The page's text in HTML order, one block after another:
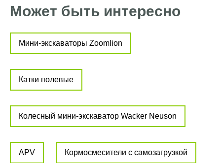
Может быть интересно
Мини-экскаваторы Zoomlion
Катки полевые
Колесный мини-экскаватор Wacker Neuson
APV Кормосмесители с самозагрузкой